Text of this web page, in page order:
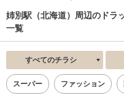
姉別駅（北海道）周辺のドラ
一覧
すべてのチラシ
スーパー ファッション